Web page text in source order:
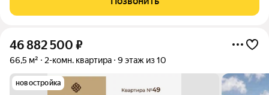
для полноценного отдыха и работы.
46 882 500 ₽
66,5 м² 2-комн. квартира 9 этаж из 10
новостройка